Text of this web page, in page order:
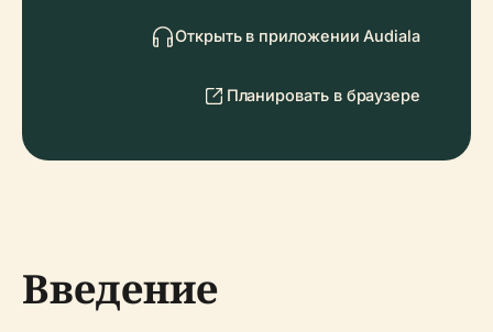
Открыть в приложении Audiala
Планировать в браузере
Введение